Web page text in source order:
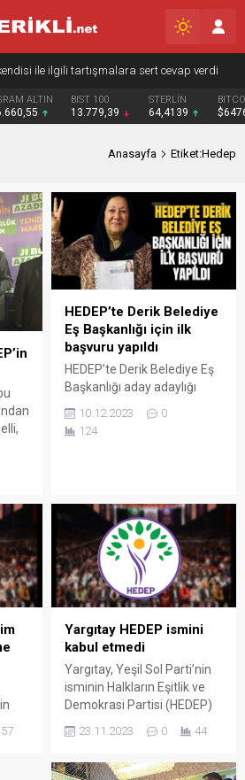
ile ilgili tartışmalara sert cevap verdi
BIST 100
13.779,39
STERLİN
64,4139
BITCOIN
$64763
Anasayfa Etiket:Hedep
HEDEP’te Derik Belediye
Eş Başkanlığı için ilk
başvuru yapıldı
HEDEP’te Derik Belediye Eş
Başkanlığı aday adaylığı
başvuruları başladı. Partiye
başvuran ilk isim Emira Er
oldu.
10.12.2023
0
124
57
Yargıtay HEDEP ismini
kabul etmedi
Yargıtay, Yeşil Sol Parti’nin
isminin Halkların Eşitlik ve
Demokrasi Partisi (HEDEP)
olarak değiştirmesini kabul
etmedi.
23.11.2023 0 44